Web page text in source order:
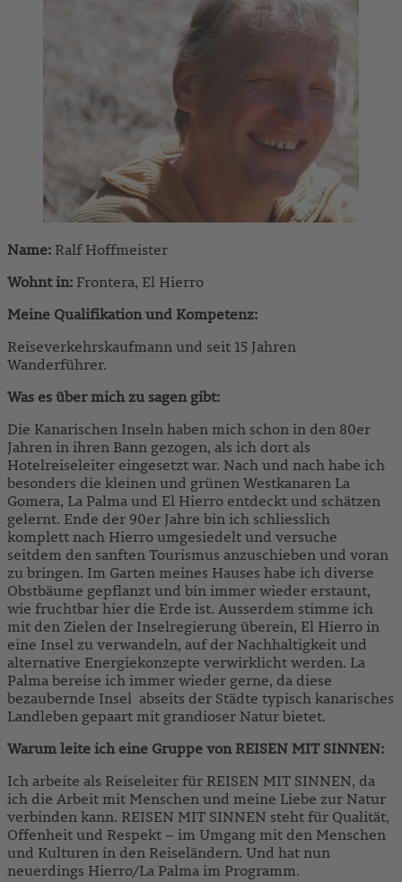
Name: Ralf Hoffmeister
Wohnt in: Frontera, El Hierro
Meine Qualifikation und Kompetenz:
Reiseverkehrskaufmann und seit 15 Jahren
Wanderführer.
Was es über mich zu sagen gibt:
Die Kanarischen Inseln haben mich schon in den 80er
Jahren in ihren Bann gezogen, als ich dort als
Hotelreiseleiter eingesetzt war. Nach und nach habe ich
besonders die kleinen und grünen Westkanaren La
Gomera, La Palma und El Hierro entdeckt und schätzen
gelernt. Ende der 90er Jahre bin ich schliesslich
komplett nach Hierro umgesiedelt und versuche
seitdem den sanften Tourismus anzuschieben und voran
zu bringen. Im Garten meines Hauses habe ich diverse
Obstbäume gepflanzt und bin immer wieder erstaunt,
wie fruchtbar hier die Erde ist. Ausserdem stimme ich
mit den Zielen der Inselregierung überein, El Hierro in
eine Insel zu verwandeln, auf der Nachhaltigkeit und
alternative Energiekonzepte verwirklicht werden. La
Palma bereise ich immer wieder gerne, da diese
bezaubernde Insel abseits der Städte typisch kanarisches
Landleben gepaart mit grandioser Natur bietet.
Warum leite ich eine Gruppe von REISEN MIT SINNEN:
Ich arbeite als Reiseleiter für REISEN MIT SINNEN, da
ich die Arbeit mit Menschen und meine Liebe zur Natur
verbinden kann. REISEN MIT SINNEN steht für Qualität,
Offenheit und Respekt – im Umgang mit den Menschen
und Kulturen in den Reiseländern. Und hat nun
neuerdings Hierro/La Palma im Programm.